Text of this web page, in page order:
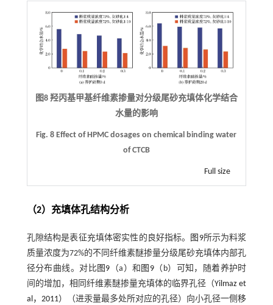
图8 羟丙基甲基纤维素掺量对分级尾砂充填体化学结合
水量的影响
Fig. 8 Effect of HPMC dosages on chemical binding water
of CTCB
Full size
（2）充填体孔结构分析
孔隙结构是表征充填体密实性的良好指标。 图9所示为料浆
质量浓度为72%的不同纤维素醚掺量分级尾砂充填体内部孔
径分布曲线。对比图9 （a）和 图9（b）可知，随着养护时
间的增加，相同纤维素醚掺量充填体的临界孔径（Yilmaz et
al，2011）（进汞量最多处所对应的孔径）向小孔径一侧移